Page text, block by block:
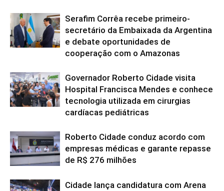
Serafim Corrêa recebe primeiro-
secretário da Embaixada da Argentina
e debate oportunidades de
cooperação com o Amazonas
Governador Roberto Cidade visita
Hospital Francisca Mendes e conhece
tecnologia utilizada em cirurgias
cardíacas pediátricas
Roberto Cidade conduz acordo com
empresas médicas e garante repasse
de R$ 276 milhões
Cidade lança candidatura com Arena